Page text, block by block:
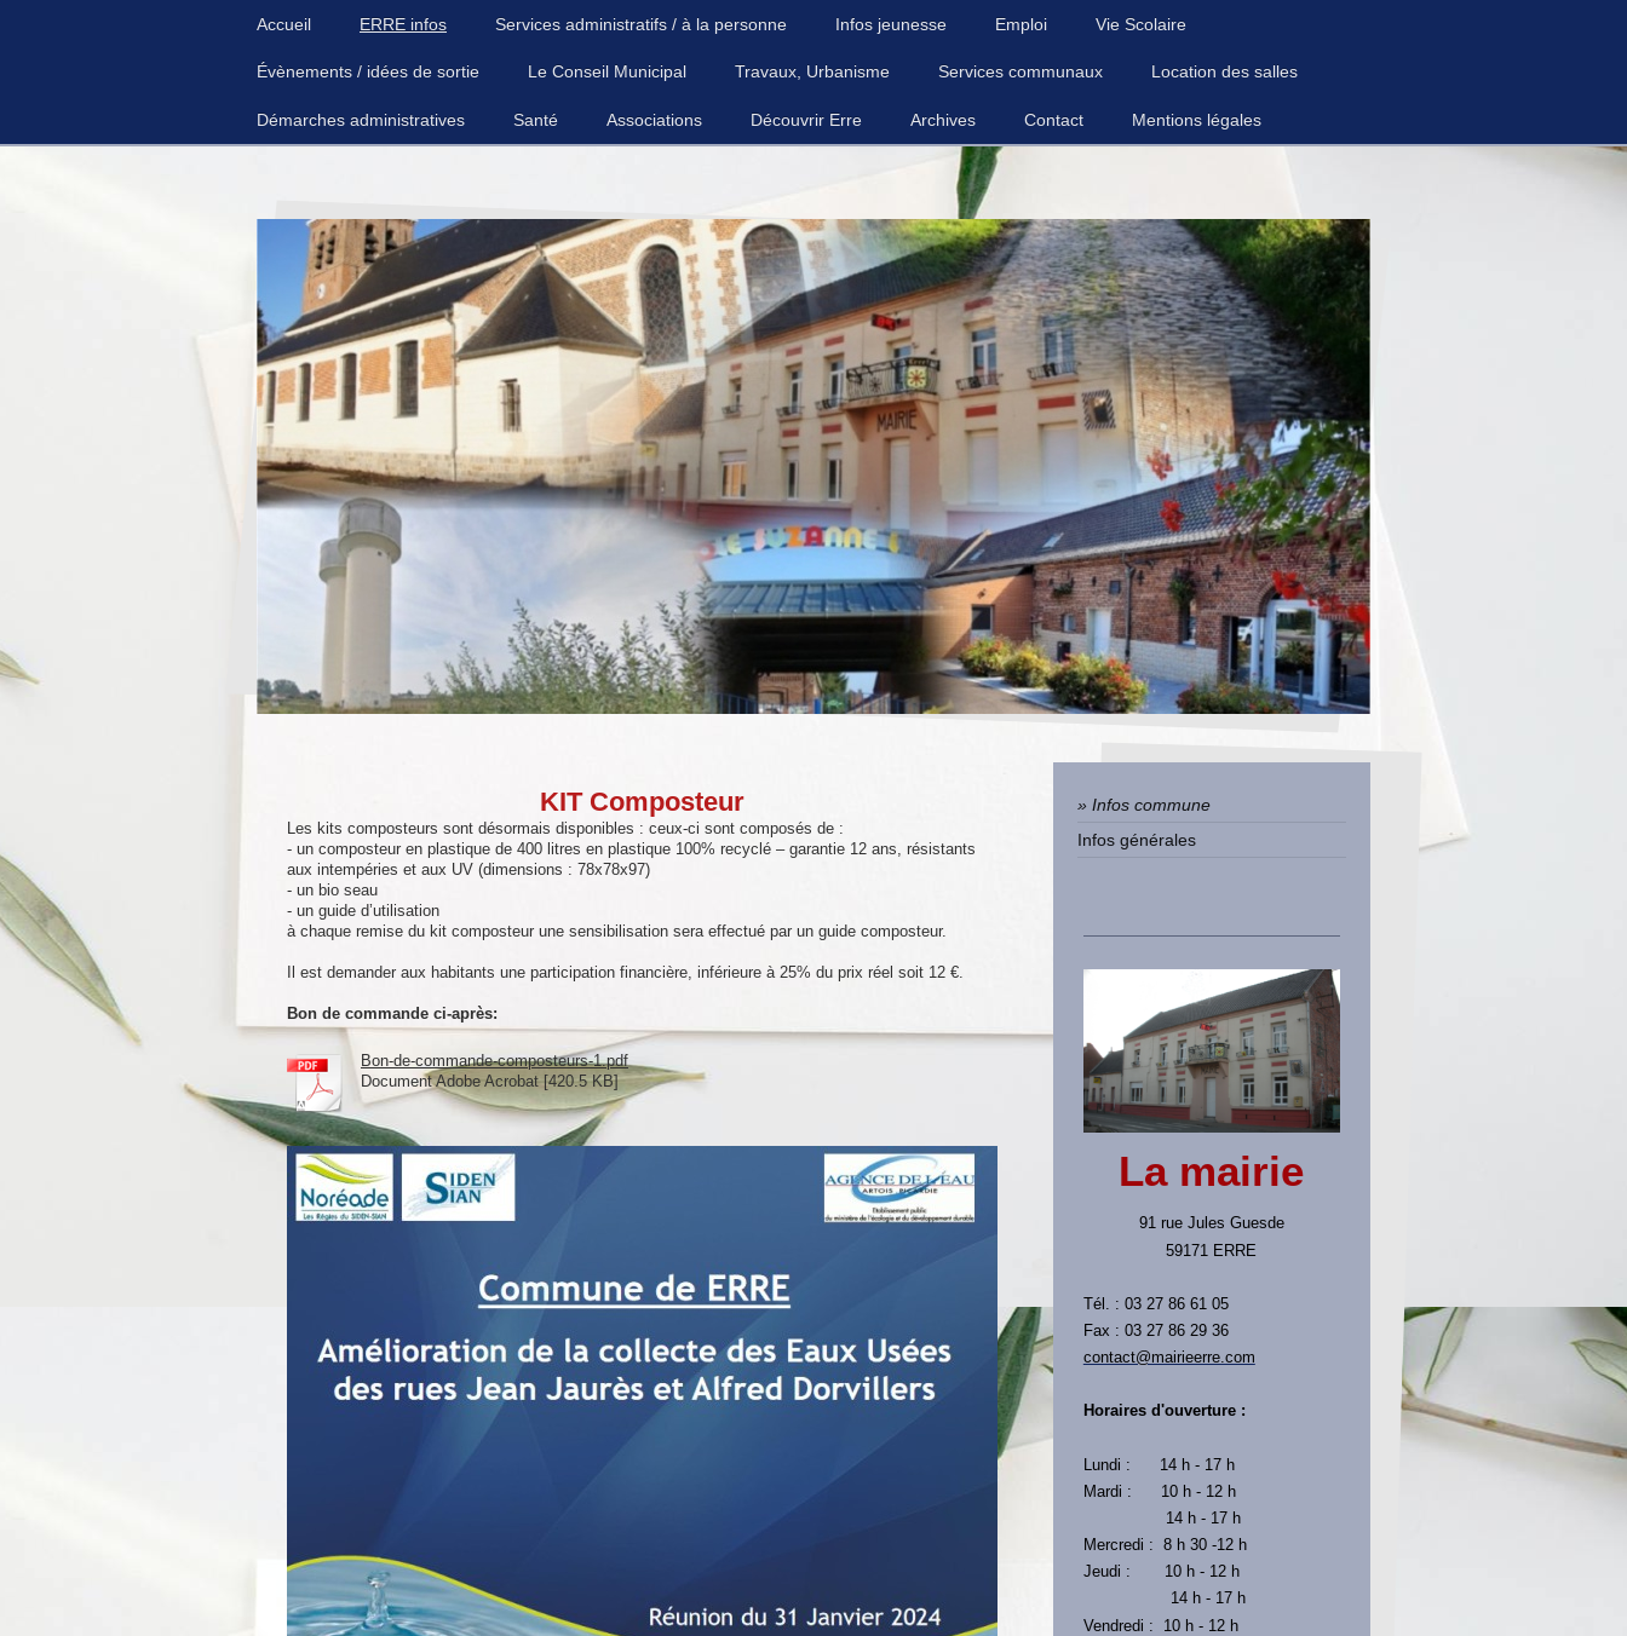
Accueil ERRE infos Services administratifs / à la personne Infos jeunesse Emploi Vie Scolaire
Évènements / idées de sortie Le Conseil Municipal Travaux, Urbanisme Services communaux Location des salles
Démarches administratives Santé Associations Découvrir Erre Archives Contact Mentions légales
KIT Composteur
Les kits composteurs sont désormais disponibles : ceux-ci sont composés de :
- un composteur en plastique de 400 litres en plastique 100% recyclé – garantie 12 ans, résistants
aux intempéries et aux UV (dimensions : 78x78x97)
- un bio seau
- un guide d’utilisation
à chaque remise du kit composteur une sensibilisation sera effectué par un guide composteur.
Il est demander aux habitants une participation financière, inférieure à 25% du prix réel soit 12 €.
Bon de commande ci-après:
Bon-de-commande-composteurs-1.pdf
Document Adobe Acrobat [420.5 KB]
Infos commune
Infos générales
La mairie
91 rue Jules Guesde
59171 ERRE
Tél. : 03 27 86 61 05
Fax : 03 27 86 29 36
contact@mairieerre.com
Horaires d'ouverture :
Lundi : 14 h - 17 h
Mardi : 10 h - 12 h
14 h - 17 h
Mercredi : 8 h 30 -12 h
Jeudi : 10 h - 12 h
14 h - 17 h
Vendredi : 10 h - 12 h